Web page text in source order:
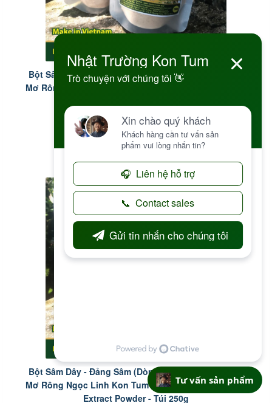
Bột Sâm Dây - Đảng Sâm (Dòng nghiền siêu mịn) Tu
Mơ Rông Ngọc Linh Kon Tum - Codonopsis Javanica
350.000 đ
Đặt hàng
Bột Sâm Dây - Đảng Sâm (Dòng nghiền siêu mịn) Tu
Mơ Rông Ngọc Linh Kon Tum - Codonopsis Javanica
Extract Powder - Túi 250g
Tư vấn sản phẩm